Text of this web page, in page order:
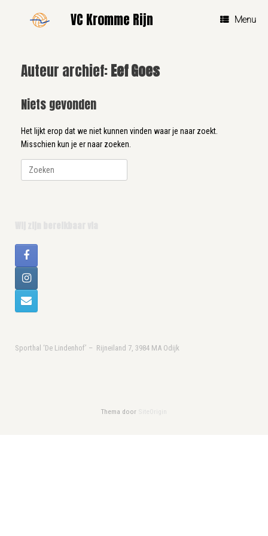
VC Kromme Rijn Menu
Auteur archief:Eef Goes
Niets gevonden
Het lijkt erop dat we niet kunnen vinden waar je naar zoekt.
Misschien kun je er naar zoeken.
Zoeken
naar:
Sporthal ‘De Lindenhof’ – Rijneiland 7, 3984 MA Odijk
Thema door SiteOrigin